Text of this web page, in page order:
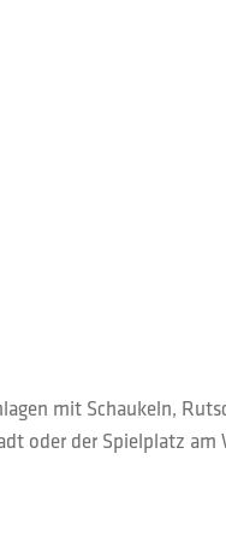
mit Schaukeln,
oder der Spielplatz am